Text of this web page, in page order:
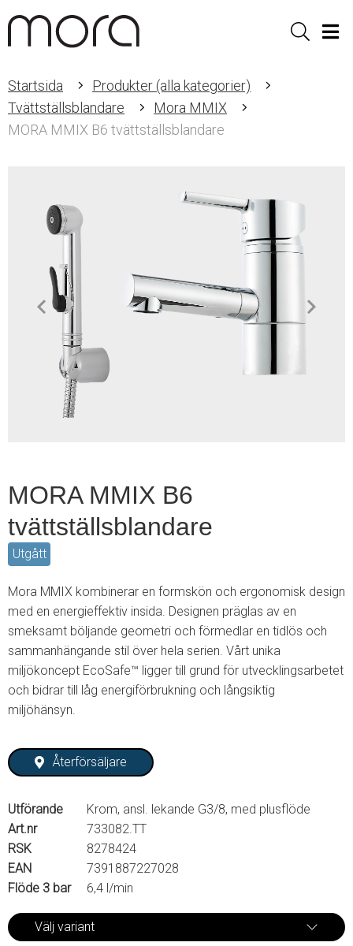
Sök
Startsida
Produkter (alla kategorier)
Tvättställsblandare
Mora MMIX
MORA MMIX B6 tvättställsblandare
MORA MMIX B6
tvättställsblandare
Utgått
Mora MMIX kombinerar en formskön och ergonomisk design
med en energieffektiv insida. Designen präglas av en
smeksamt böljande geometri och förmedlar en tidlös och
sammanhängande stil över hela serien. Vårt unika
miljökoncept EcoSafe™ ligger till grund för utvecklingsarbetet
och bidrar till låg energiförbrukning och långsiktig
miljöhänsyn.
Återförsäljare
Utförande
Krom, ansl. lekande G3/8, med plusflöde
Art.nr
733082.TT
RSK
8278424
EAN
7391887227028
Flöde 3 bar
6,4 l/min
Välj variant